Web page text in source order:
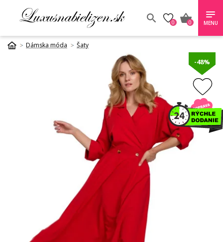
0 0 MENU
Dámska móda Šaty
-48%